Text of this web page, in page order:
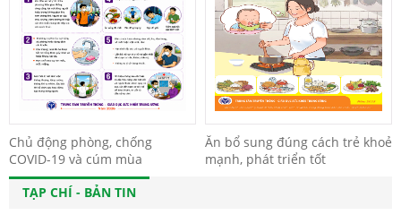
Chủ động phòng, chống
COVID-19 và cúm mùa
Ăn bổ sung đúng cách trẻ khoẻ
mạnh, phát triển tốt
TẠP CHÍ - BẢN TIN